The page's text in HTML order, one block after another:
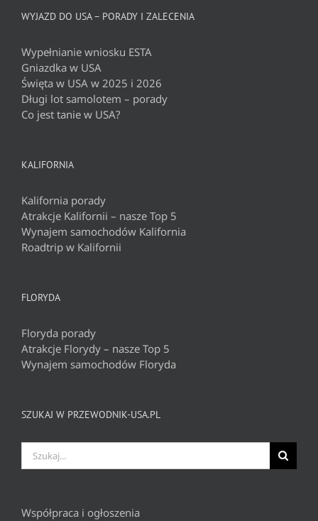
WYJAZD DO USA – PORADY I ZALECENIA
Wypełnianie wniosku ESTA
Gniazdka w USA
Święta w USA w 2025 i 2026
Długi lot samolotem – porady
Co jest tanie w USA?
KALIFORNIA
Kalifornia porady
Atrakcje Kalifornii – nasze Top 5
Wynajem samochodów Kalifornia
Roadtrip w Kalifornii
FLORYDA
Floryda porady
Atrakcje Florydy – nasze Top 5
Wynajem samochodów Floryda
SZUKAJ W PRZEWODNIK-USA.PL
Szukaj
Współpraca i ogłoszenia